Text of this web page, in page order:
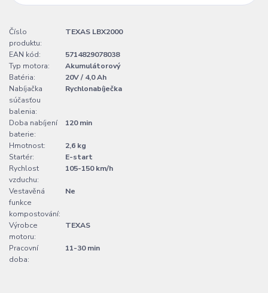
Číslo
produktu:
TEXAS LBX2000
EAN kód:
5714829078038
Typ motora:
Akumulátorový
Batéria:
20V / 4,0 Ah
Nabíjačka
súčasťou
balenia:
Rychlonabíječka
Doba nabíjení
baterie:
120 min
Hmotnost:
2,6 kg
Startér:
E-start
Rychlost
vzduchu:
105-150 km/h
Vestavěná
funkce
kompostování:
Ne
Výrobce
motoru:
TEXAS
Pracovní
doba:
11-30 min